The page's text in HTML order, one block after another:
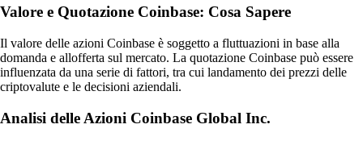
Valore e Quotazione Coinbase: Cosa Sapere
Il valore delle azioni Coinbase è soggetto a fluttuazioni in base alla
domanda e allofferta sul mercato. La quotazione Coinbase può essere
influenzata da una serie di fattori, tra cui landamento dei prezzi delle
criptovalute e le decisioni aziendali.
Analisi delle Azioni Coinbase Global Inc.